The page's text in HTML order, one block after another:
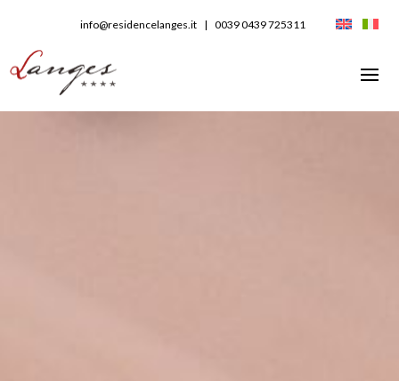
info@residencelanges.it | 0039 0439 725311